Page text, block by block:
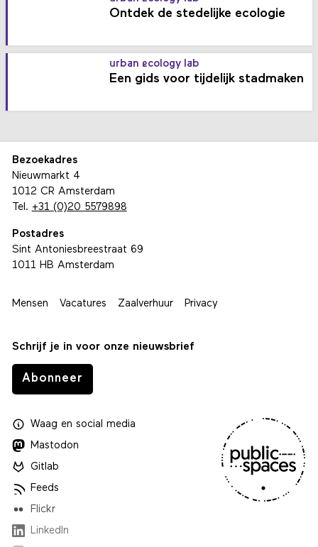
Ontdek de stedelijke ecologie
urban ecology lab
Een gids voor tijdelijk stadmaken
Bezoekadres
Nieuwmarkt 4
1012 CR Amsterdam
Tel. +31 (0)20 5579898
Postadres
Sint Antoniesbreestraat 69
1011 HB Amsterdam
Mensen Vacatures Zaalverhuur Privacy
Schrijf je in voor onze nieuwsbrief
Abonneer
Waagen social media
Mastodon
Gitlab
Feeds
Flickr
LinkedIn